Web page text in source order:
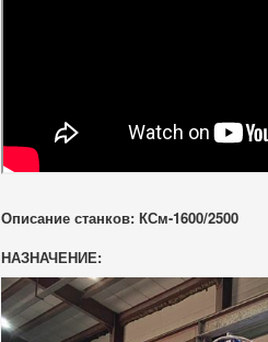
Описание станков: КСм-1600/2500
НАЗНАЧЕНИЕ: